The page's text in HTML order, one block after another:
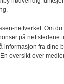
Varsom-
nettverket. Om du
på nettstedene
informasjon fra dine
oversikt over